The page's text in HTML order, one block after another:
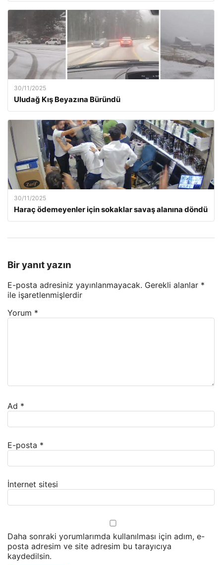
30/11/2025
Uludağ Kış Beyazına Büründü
30/11/2025
Haraç ödemeyenler için sokaklar savaş alanına döndü
Bir yanıt yazın
E-posta adresiniz yayınlanmayacak. Gerekli alanlar *
ile işaretlenmişlerdir
Yorum *
Ad *
E-posta *
İnternet sitesi
Daha sonraki yorumlarımda kullanılması için adım, e-
posta adresim ve site adresim bu tarayıcıya
kaydedilsin.